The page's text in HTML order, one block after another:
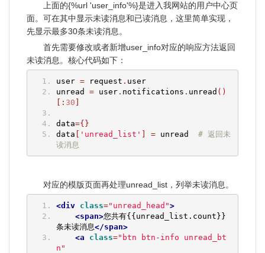
上面的{%url 'user_info'%}是进入我网站的用户中心页
面。可在其中显示未读消息和已读消息，这里简单实现，
先显示最多30条未读消息。
首先需要修改或者新增user_info对应的响应方法返回
未读消息。核心代码如下：
user = request . user
unread = user. notifications . unread ()
[: 30 ]
data={}
data [ 'unread_list' ] = unread # 返回未
读消息
对应的模版页面再处理unread_list，列举未读消息。
<div class="unread_head">
<span>您共有{{unread_list.count}}
条未读消息</span>
<a
class="btn btn-info unread_bt
n"